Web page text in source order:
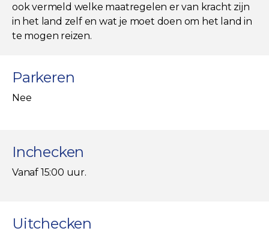
ook vermeld welke maatregelen er van kracht zijn
in het land zelf en wat je moet doen om het land in
te mogen reizen.
Parkeren
Nee
Inchecken
Vanaf 15:00 uur.
Uitchecken